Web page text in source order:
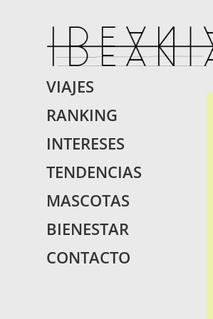
VIAJES
RANKING
INTERESES
TENDENCIAS
MASCOTAS
BIENESTAR
CONTACTO